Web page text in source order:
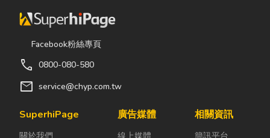
質提升，越來
越多屋主在老
屋翻修或新屋
規劃天然氣配
管工程。到底
麼？它跟傳統
不僅能改善水
程與回收水工
成本，實現節
多中小企業主
Facebook粉絲專頁
call 0800-080-580
mail service@chyp.com.tw
SuperhiPage
關於我們
廣告媒體
線上媒體
相關資訊
簡訊平台